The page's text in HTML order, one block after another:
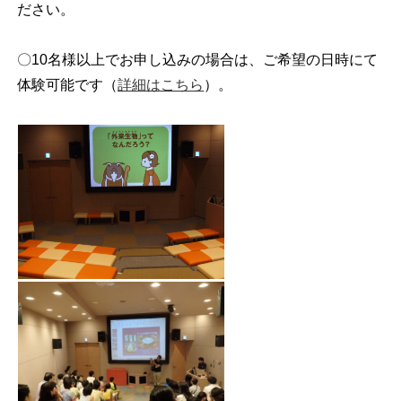
ださい。
〇10名様以上でお申し込みの場合は、ご希望の日時にて
体験可能です（詳細はこちら ）。